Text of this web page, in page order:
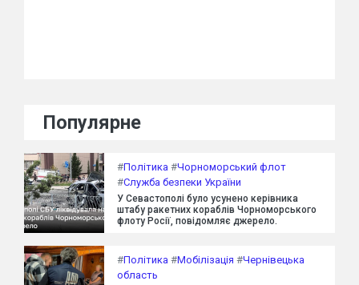
Популярне
#Політика #Чорноморський флот
#Служба безпеки України
У Севастополі було усунено керівника
штабу ракетних кораблів Чорноморського
флоту Росії, повідомляє джерело.
#Політика #Мобілізація #Чернівецька
область